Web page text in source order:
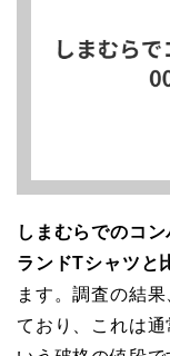
しまむらでのコ
ランドTシャツと
ます。調査の結
ており、これは